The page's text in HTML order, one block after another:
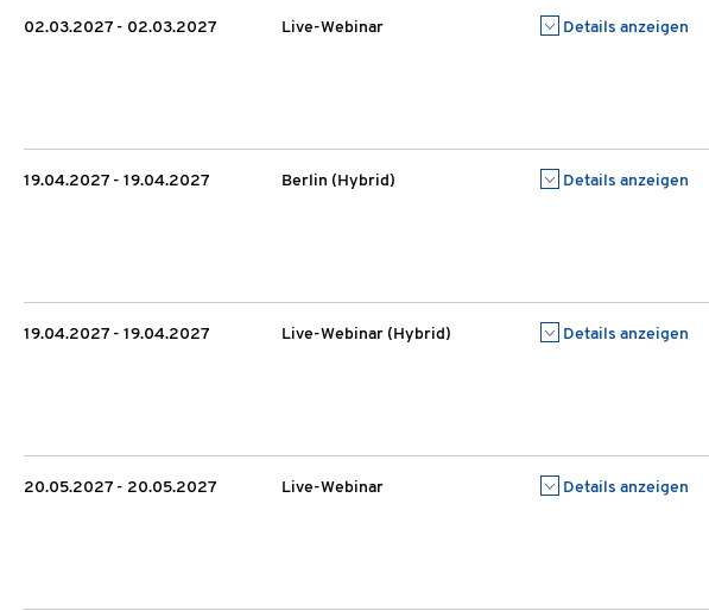
02.03.2027 - 02.03.2027 Live-Webinar Details anzeigen
19.04.2027 - 19.04.2027 Berlin (Hybrid) Details anzeigen
19.04.2027 - 19.04.2027 Live-Webinar (Hybrid) Details anzeigen
20.05.2027 - 20.05.2027 Live-Webinar Details anzeigen